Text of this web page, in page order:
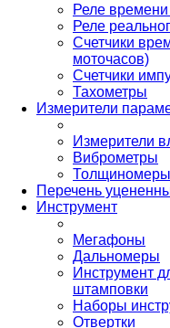
Реле
Реле
Счетчики
моточасов)
Счетчики
Тахометры
Измерители
Измерители
Виброметры
Толщиномеры
Перечень
Инструмент
Мегафоны
Дальномеры
Инструмент
штамповки
Наборы
Отвертки